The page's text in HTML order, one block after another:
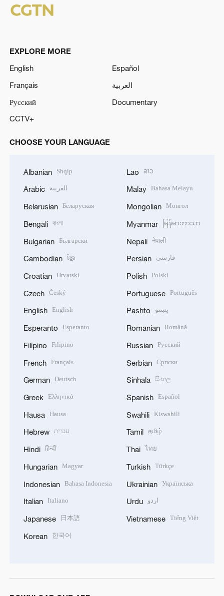
EXPLORE MORE
English
Español
Français
العربية
Русский
Documentary
CCTV+
CHOOSE YOUR LANGUAGE
Albanian Shqip
Arabic العربية
Belarusian Беларуская
Bengali বাংলা
Bulgarian Български
Cambodian ខ្មែរ
Croatian Hrvatski
Czech Český
English English
Esperanto Esperanto
Filipino Filipino
French Français
German Deutsch
Greek Ελληνικά
Hausa Hausa
Hebrew עברית
Hindi हिन्दी
Hungarian Magyar
Indonesian Bahasa Indonesia
Italian Italiano
Japanese 日本語
Korean 한국어
Lao ລາວ
Malay Bahasa Melayu
Mongolian Монгол
Myanmar မြန်မာဘာသာ
Nepali नेपाली
Persian فارسی
Polish Polski
Portuguese Português
Pashto پښتو
Romanian Română
Russian Русский
Serbian Српски
Sinhala සිංහල
Spanish Español
Swahili Kiswahili
Tamil தமிழ்
Thai ไทย
Turkish Türkçe
Ukrainian Українська
Urdu اردو
Vietnamese Tiếng Việt